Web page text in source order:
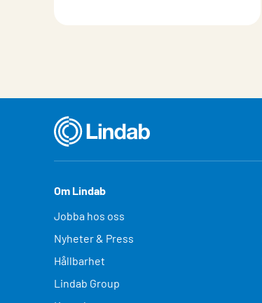
Om Lindab
Jobba hos oss
Nyheter & Press
Hållbarhet
Lindab Group